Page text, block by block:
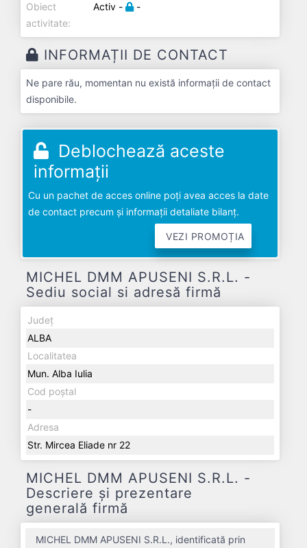
Obiect
activitate:
Activ - -
INFORMAȚII DE CONTACT
Ne pare rău, momentan nu există informații de contact
disponibile.
Deblochează aceste
informații
Cu un pachet de acces online poți avea acces la date
de contact precum și informații detaliate bilanț.
VEZI PROMOȚIA
MICHEL DMM APUSENI S.R.L. -
Sediu social si adresă firmă
Județ
ALBA
Localitatea
Mun. Alba Iulia
Cod poștal
-
Adresa
Str. Mircea Eliade nr 22
MICHEL DMM APUSENI S.R.L. -
Descriere și prezentare
generală firmă
MICHEL DMM APUSENI S.R.L., identificată prin